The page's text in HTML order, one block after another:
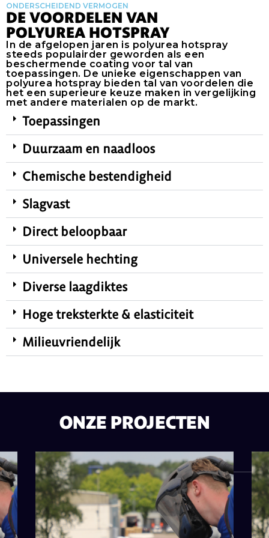
ONDERSCHEIDEND VERMOGEN
DE VOORDELEN VAN
POLYUREA HOTSPRAY
In de afgelopen jaren is polyurea hotspray
steeds populairder geworden als een
beschermende coating voor tal van
toepassingen. De unieke eigenschappen van
polyurea hotspray bieden tal van voordelen die
het een superieure keuze maken in vergelijking
met andere materialen op de markt.
Toepassingen
Duurzaam en naadloos
Chemische bestendigheid
Slagvast
Direct beloopbaar
Universele hechting
Diverse laagdiktes
Hoge treksterkte & elasticiteit
Milieuvriendelijk
ONZE PROJECTEN